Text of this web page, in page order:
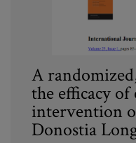
A
the efficacy
intervention
Donostia